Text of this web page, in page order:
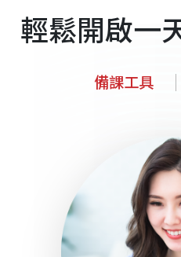
輕鬆開啟一
備課工具